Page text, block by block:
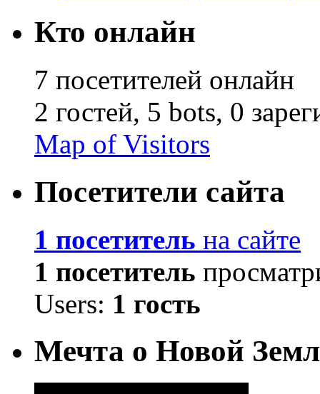
Кто онлайн
7 посетителей онлайн
2 гостей, 5 bots, 0
Map of Visitors
Посетители сайта
1 посетитель на сайте
1 посетитель
Users: 1 гость
Мечта о Новой